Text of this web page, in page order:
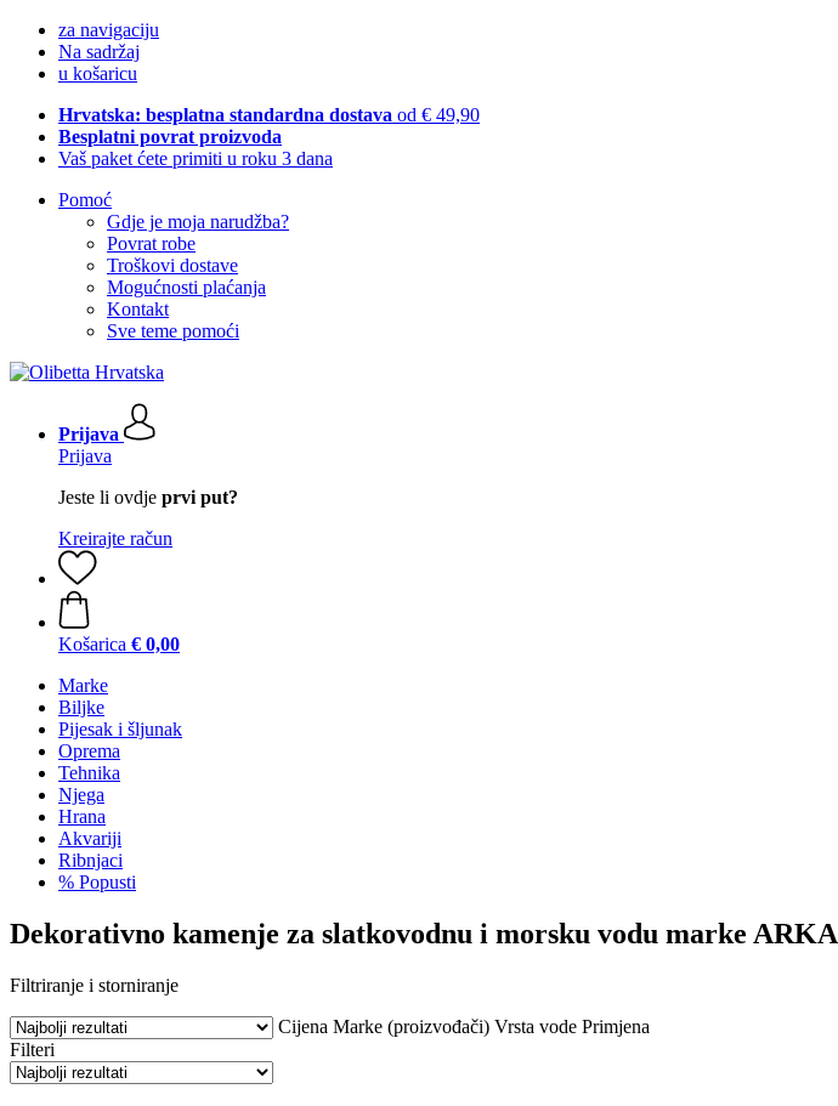
za navigaciju
Na sadržaj
u košaricu
Hrvatska: besplatna standardna dostava od € 49,90
Besplatni povrat proizvoda
Vaš paket ćete primiti u roku 3 dana
Pomoć
Gdje je moja narudžba?
Povrat robe
Troškovi dostave
Mogućnosti plaćanja
Kontakt
Sve teme pomoći
Prijava
Prijava
Jeste li ovdje prvi put?
Kreirajte račun
Košarica € 0,00
Marke
Biljke
Pijesak i šljunak
Oprema
Tehnika
Njega
Hrana
Akvariji
Ribnjaci
% Popusti
Dekorativno kamenje za slatkovodnu i morsku vodu marke ARKA
Filtriranje i storniranje
Cijena Marke (proizvođači) Vrsta vode Primjena
Filteri